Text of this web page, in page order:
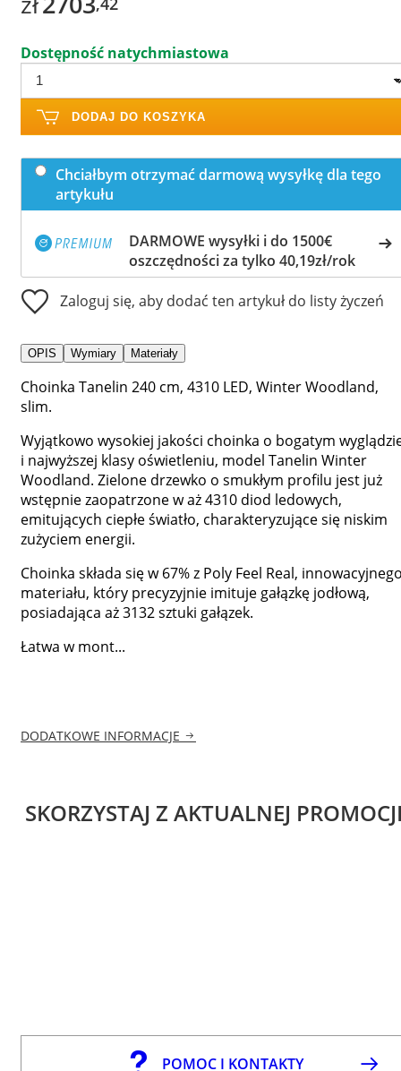
Dostępność natychmiastowa
DODAJ DO KOSZYKA
Chciałbym otrzymać darmową wysyłkę dla tego
artykułu
DARMOWE wysyłki i do 1500€
oszczędności za tylko 40,19zł/rok
Zaloguj się, aby dodać ten artykuł do listy życzeń
OPIS Wymiary Materiały
Choinka Tanelin 240 cm, 4310 LED, Winter Woodland,
slim.
Wyjątkowo wysokiej jakości choinka o bogatym
i najwyższej klasy oświetleniu, model Tanelin Winter
Woodland. Zielone drzewko o smukłym profilu jest już
wstępnie zaopatrzone w aż 4310 diod ledowych,
emitujących ciepłe światło, charakteryzujące się niskim
zużyciem energii.
Choinka składa się w 67% z Poly Feel Real,
materiału, który precyzyjnie imituje gałązkę jodłową,
posiadająca aż 3132 sztuki gałązek.
Łatwa w mont...
DODATKOWE INFORMACJE
SKORZYSTAJ Z AKTUALNEJ
POMOC I KONTAKTY